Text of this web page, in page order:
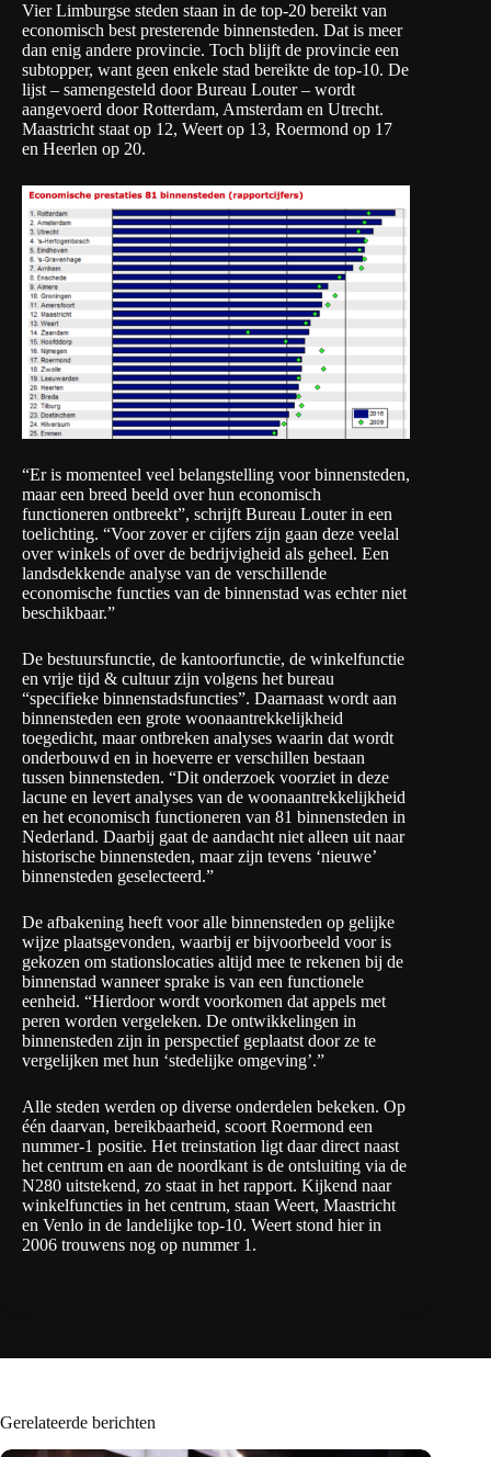
Vier Limburgse steden staan in de top-20 bereikt van
economisch best presterende binnensteden. Dat is meer
dan enig andere provincie. Toch blijft de provincie een
subtopper, want geen enkele stad bereikte de top-10. De
lijst – samengesteld doorBureau Louter– wordt
aangevoerd door Rotterdam, Amsterdam en Utrecht.
Maastricht staat op 12, Weert op 13, Roermond op 17
en Heerlen op 20.
“Er is momenteel veel belangstelling voor binnensteden,
maar een breed beeld over hun economisch
functioneren ontbreekt”, schrijft Bureau Louter in een
toelichting. “Voor zover er cijfers zijn gaan deze veelal
over winkels of over de bedrijvigheid als geheel. Een
landsdekkende analyse van de verschillende
economische functies van de binnenstad was echter niet
beschikbaar.”
De bestuursfunctie, de kantoorfunctie, de winkelfunctie
en vrije tijd & cultuur zijn volgens het bureau
“specifieke binnenstadsfuncties”. Daarnaast wordt aan
binnensteden een grote woonaantrekkelijkheid
toegedicht, maar ontbreken analyses waarin dat wordt
onderbouwd en in hoeverre er verschillen bestaan
tussen binnensteden. “Dit onderzoek voorziet in deze
lacune en levert analyses van de woonaantrekkelijkheid
en het economisch functioneren van 81 binnensteden in
Nederland. Daarbij gaat de aandacht niet alleen uit naar
historische binnensteden, maar zijn tevens ‘nieuwe’
binnensteden geselecteerd.”
De afbakening heeft voor alle binnensteden op gelijke
wijze plaatsgevonden, waarbij er bijvoorbeeld voor is
gekozen om stationslocaties altijd mee te rekenen bij de
binnenstad wanneer sprake is van een functionele
eenheid. “Hierdoor wordt voorkomen dat appels met
peren worden vergeleken. De ontwikkelingen in
binnensteden zijn in perspectief geplaatst door ze te
vergelijken met hun ‘stedelijke omgeving’.”
Alle steden werden op diverse onderdelen bekeken. Op
één daarvan, bereikbaarheid, scoort Roermond een
nummer-1 positie. Het treinstation ligt daar direct naast
het centrum en aan de noordkant is de ontsluiting via de
N280 uitstekend, zo staat in het rapport. Kijkend naar
winkelfuncties in het centrum, staan Weert, Maastricht
en Venlo in de landelijke top-10. Weert stond hier in
2006 trouwens nog op nummer 1.
Gerelateerde berichten